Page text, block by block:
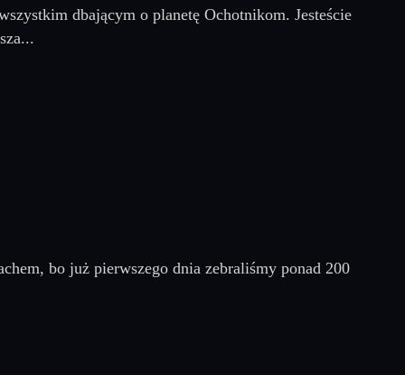
dbającym o planetę Ochotnikom. Jesteście
bo już pierwszego dnia zebraliśmy ponad 200